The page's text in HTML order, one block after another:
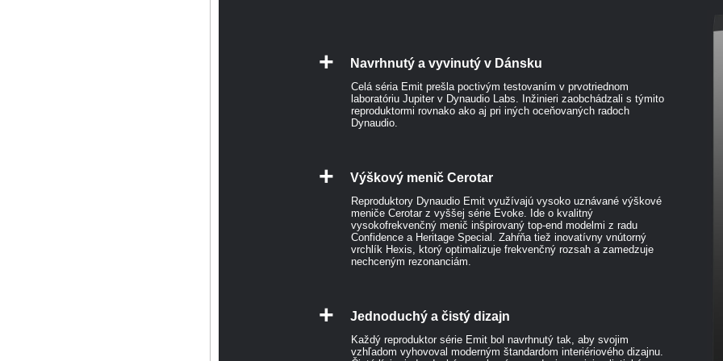
+ Navrhnutý a vyvinutý v Dánsku
Celá séria Emit prešla poctivým testovaním v prvotriednom
laboratóriu Jupiter v Dynaudio Labs. Inžinieri zaobchádzali s týmito
reproduktormi rovnako ako aj pri iných oceňovaných radoch
Dynaudio.
+ Výškový menič Cerotar
Reproduktory Dynaudio Emit využívajú vysoko uznávané výškové
meniče Cerotar z vyššej série Evoke. Ide o kvalitný
vysokofrekvenčný menič inšpirovaný top-end modelmi z radu
Confidence a Heritage Special. Zahŕňa tiež inovatívny vnútorný
vrchlík Hexis, ktorý optimalizuje frekvenčný rozsah a zamedzuje
nechceným rezonanciám.
+ Jednoduchý a čistý dizajn
Každý reproduktor série Emit bol navrhnutý tak, aby svojim
vzhľadom vyhovoval moderným štandardom interiériového dizajnu.